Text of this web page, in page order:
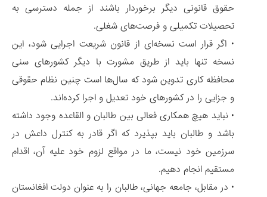
حقوق قانونی دیگر برخوردار باشند از جمله دسترسی به
تحصیلات تکمیلی و فرصت‌های شغلی.
• اگر قرار است نسخه‌ای از قانون شریعت اجرایی شود، این
نسخه تنها باید از طریق مشورت با دیگر کشورهای سنی
محافظه کاری تدوین شود که سال‌ها است چنین نظام حقوقی
و جزایی را در کشورهای خود تعدیل و اجرا کرده‌اند.
• نباید هیچ همکاری فعالی بین طالبان و القاعده وجود داشته
باشد و طالبان باید بپذیرد که اگر قادر به کنترل داعش در
سرزمین خود نیست، ما در مواقع لزوم خود علیه آن، اقدام
مستقیم انجام دهیم.
• در مقابل، جامعه جهانی، طالبان را به عنوان دولت افغانستان